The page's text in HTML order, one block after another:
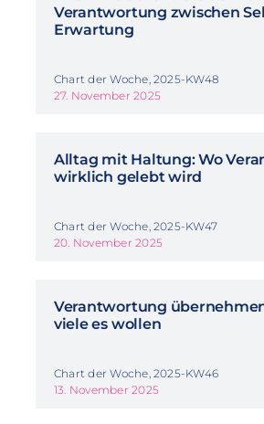
Verantwortung zwischen
Erwartung
Chart der Woche, 2025-KW48
27. November 2025
Alltag mit Haltung: Wo
wirklich gelebt wird
Chart der Woche, 2025-KW47
20. November 2025
Verantwortung
viele es wollen
Chart der Woche, 2025-KW46
13. November 2025